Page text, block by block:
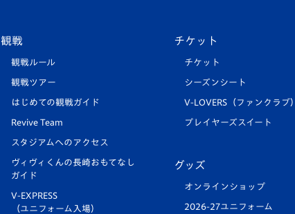
観戦
観戦ルール
観戦ツアー
はじめての観戦ガイド
Revive Team
スタジアムへのアクセス
ヴィヴィくんの長崎おもてなし
ガイド
V-EXPRESS
（ユニフォーム入場）
チケット
チケット
シーズンシート
V-LOVERS（ファンクラブ）
プレイヤーズスイート
グッズ
オンラインショップ
2026-27ユニフォーム